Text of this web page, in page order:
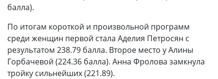
балла).
По итогам короткой и произвольной программ
среди женщин первой стала Аделия Петросян с
результатом 238.79 балла. Второе место у Алины
Горбачевой (224.36 балла). Анна Фролова замкнула
тройку сильнейших (221.89).